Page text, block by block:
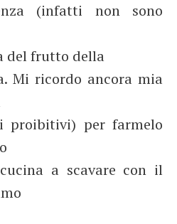
(infatti non sono
del frutto della
Mi ricordo ancora mia
proibitivi) per farmelo
a scavare con il